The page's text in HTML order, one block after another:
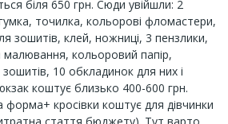
біля 650 грн. Сюди увійшли: 2
гумка, точилка, кольорові фломастери,
зошитів, клей, ножниці, 3 пензлики,
кольоровий папір,
10 обкладинок для них і
коштує близько 400-600 грн.
кросівки коштує для дівчинки